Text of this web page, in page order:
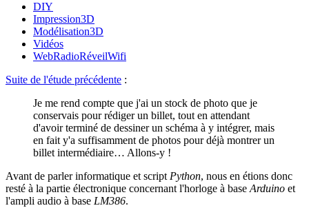
DIY
Impression3D
Modélisation3D
Vidéos
WebRadioRéveilWifi
Suite de l'étude précédente :
Je me rend compte que j'ai un stock de photo que je
conservais pour rédiger un billet, tout en attendant
d'avoir terminé de dessiner un schéma à y intégrer, mais
en fait y'a suffisamment de photos pour déjà montrer un
billet intermédiaire… Allons-y !
Avant de parler informatique et script Python, nous en étions donc
resté à la partie électronique concernant l'horloge à base Arduino et
l'ampli audio à base LM386.